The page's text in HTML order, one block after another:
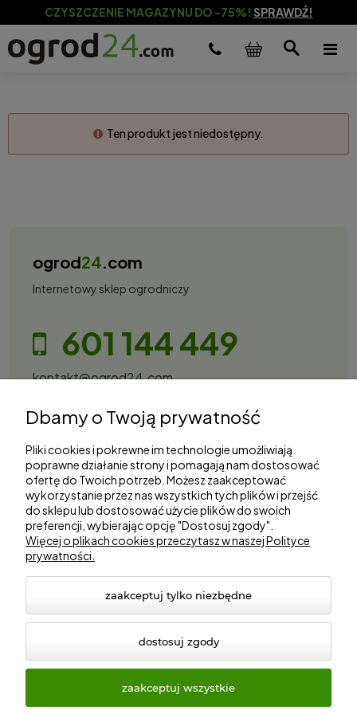
CZYSZCZENIE MAGAZYNU DO -75%! SPRAWDŹ!
Ten produkt jest niedostępny.
ogrod24.com
Internetowy sklep ogrodniczy
601 144 449
kontakt@ogrod24.com
Gorzowska 27, 66-530 Trzebicz
Zakupy
Informacje
Marki
© 2026 ogrod24.com. Wszelkie prawa zastrzeżone.
Dbamy o Twoją prywatność
Pliki cookies i pokrewne im technologie umożliwiają
poprawne działanie strony i pomagają nam dostosować
ofertę do Twoich potrzeb. Możesz zaakceptować
wykorzystanie przez nas wszystkich tych plików i przejść
do sklepu lub dostosować użycie plików do swoich
preferencji, wybierając opcję "Dostosuj zgody".
Więcej o plikach cookies przeczytasz w naszej Polityce
prywatności.
zaakceptuj tylko niezbędne
dostosuj zgody
zaakceptuj wszystkie